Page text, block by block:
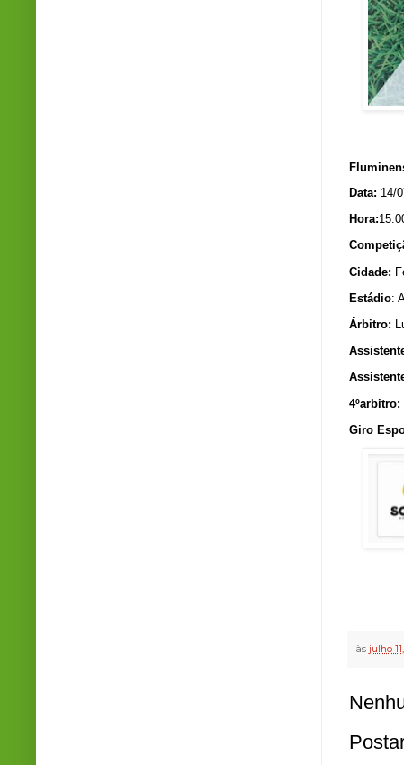
Data: 14/
Hora:
Cidade:
Estádio:
Árbitro:
4ºarbitro:
Giro
às julho